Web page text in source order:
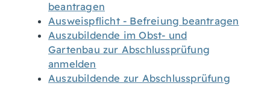
beantragen
Ausweispflicht - Befreiung beantragen
Auszubildende im Obst- und
Gartenbau zur Abschlussprüfung
anmelden
Auszubildende zur Abschlussprüfung